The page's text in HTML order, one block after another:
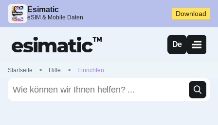
Esimatic
eSIM & Mobile Daten Download
De
Startseite > Hilfe > Einrichten